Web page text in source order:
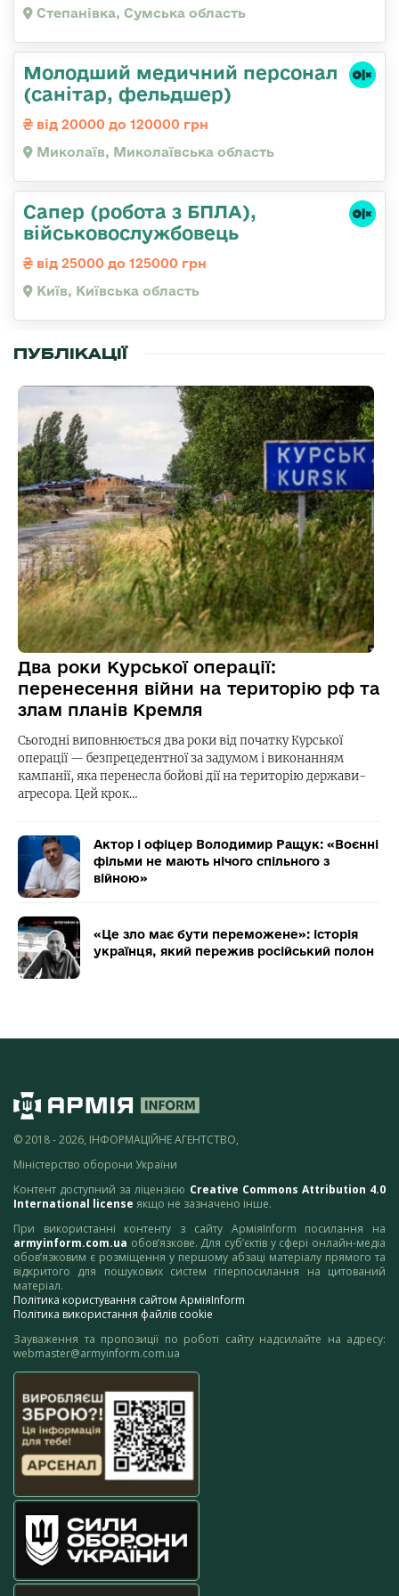
Степанівка, Сумська область
Молодший медичний персонал
(санітар, фельдшер)
від 20000 до 120000 грн
Миколаїв, Миколаївська область
Сапер (робота з БПЛА),
військовослужбовець
від 25000 до 125000 грн
Київ, Київська область
ПУБЛІКАЦІЇ
Два роки Курської операції:
перенесення війни на територію рф та
злам планів Кремля
Сьогодні виповнюється два роки від початку Курської
операції — безпрецедентної за задумом і виконанням
кампанії, яка перенесла бойові дії на територію держави-
агресора. Цей крок…
Актор і офіцер Володимир Ращук: «Воєнні
фільми не мають нічого спільного з
війною»
«Це зло має бути переможене»: історія
українця, який пережив російський полон
© 2018 - 2026, ІНФОРМАЦІЙНЕ АГЕНТСТВО,
Міністерство оборони України
Контент доступний за ліцензією Creative Commons Attribution 4.0
International license якщо не зазначено інше.
При використанні контенту з сайту АрміяInform посилання на
armyinform.com.ua обов’язкове. Для суб’єктів у сфері онлайн-медіа
обов’язковим є розміщення у першому абзаці матеріалу прямого та
відкритого для пошукових систем гіперпосилання на цитований
матеріал.
Політика користування сайтом АрміяInform
Політика використання файлів cookie
Зауваження та пропозиції по роботі сайту надсилайте на адресу:
webmaster@armyinform.com.ua